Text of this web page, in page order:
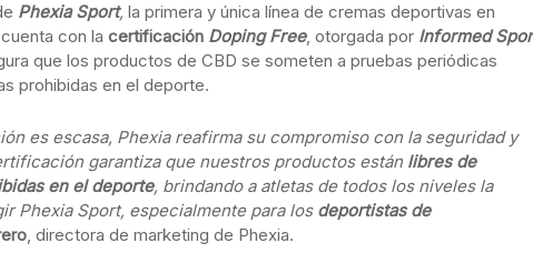
Phexia Sport, la primera y única línea de cremas deportivas en
con la certificación Doping Free, otorgada por Informed
que los productos de CBD se someten a pruebas periódicas
prohibidas en el deporte.
es escasa, Phexia reafirma su compromiso con la seguridad y
garantiza que nuestros productos están libres de
en el deporte, brindando a atletas de todos los niveles la
Phexia Sport, especialmente para los deportistas de
, directora de marketing de Phexia.